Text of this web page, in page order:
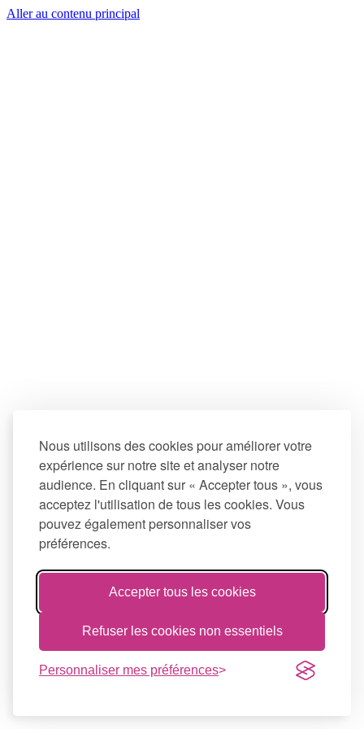
Nous utilisons des cookies pour améliorer votre
expérience sur notre site et analyser notre
audience. En cliquant sur « Accepter tous », vous
acceptez l'utilisation de tous les cookies. Vous
pouvez également personnaliser vos
préférences.
Accepter tous les cookies
Refuser les cookies non essentiels
Personnaliser mes préférences
Aller au contenu principal